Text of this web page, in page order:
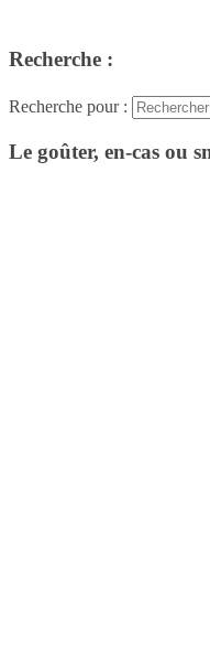
Recherche :
Recherche pour :
Le goûter, en-cas ou